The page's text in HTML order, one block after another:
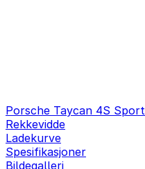
Porsche Taycan 4S
Rekkevidde
Ladekurve
Spesifikasjoner
Bildegalleri